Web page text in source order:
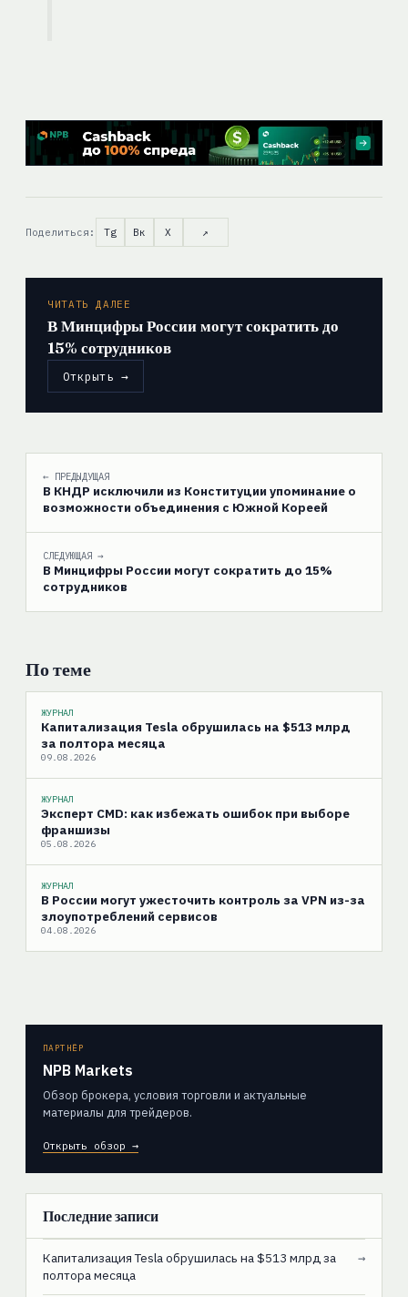
Поделиться: Tg Вк X ↗
ЧИТАТЬ ДАЛЕЕ
В Минцифры России могут сократить до
15% сотрудников
Открыть →
← ПРЕДЫДУЩАЯ
В КНДР исключили из Конституции упоминание о
возможности объединения с Южной Кореей
СЛЕДУЮЩАЯ →
В Минцифры России могут сократить до 15%
сотрудников
По теме
ЖУРНАЛ
Капитализация Tesla обрушилась на $513 млрд
за полтора месяца
09.08.2026
ЖУРНАЛ
Эксперт CMD: как избежать ошибок при выборе
франшизы
05.08.2026
ЖУРНАЛ
В России могут ужесточить контроль за VPN из-за
злоупотреблений сервисов
04.08.2026
ПАРТНЁР
NPB Markets
Обзор брокера, условия торговли и актуальные
материалы для трейдеров.
Открыть обзор →
Последние записи
Капитализация Tesla обрушилась на $513 млрд за
полтора месяца
→